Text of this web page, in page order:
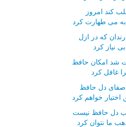
کند امروز
می طهارت کرد
که در ازل
نیاز کرد
شد امکان حافظ
غافل کرد
صفای دل حافظ
خواهم کرد
دل حافظ نیست
ما نتوان کرد